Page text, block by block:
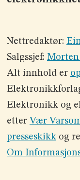
Nettredaktør:
Salgssjef: Morten
Alt innhold er
Elektronikk og
etter Vær
presseskikkog
Om